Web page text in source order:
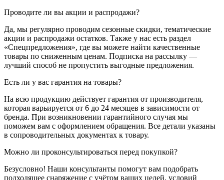
Проводите ли вы акции и распродажи?
Да, мы регулярно проводим сезонные скидки, тематические
акции и распродажи остатков. Также у нас есть раздел
«Спецпредложения», где вы можете найти качественные
товары по сниженным ценам. Подписка на рассылку —
лучший способ не пропустить выгодные предложения.
Есть ли у вас гарантия на товары?
На всю продукцию действует гарантия от производителя,
которая варьируется от 6 до 24 месяцев в зависимости от
бренда. При возникновении гарантийного случая мы
поможем вам с оформлением обращения. Все детали указаны
в сопроводительных документах к товару.
Можно ли проконсультироваться перед покупкой?
Безусловно! Наши консультанты помогут вам подобрать
подходящее снаряжение с учётом ваших целей, условий